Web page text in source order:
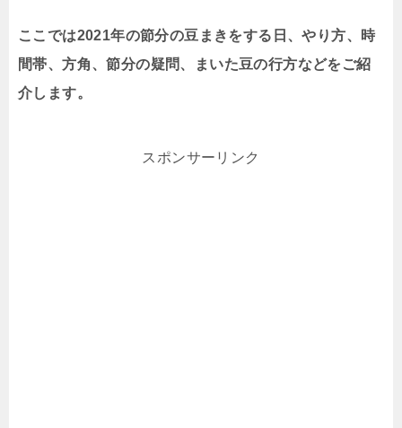
ここでは2021年の節分の豆まきをする日、やり方、時
間帯、方角、節分の疑問、まいた豆の行方などをご紹
介します。
スポンサーリンク